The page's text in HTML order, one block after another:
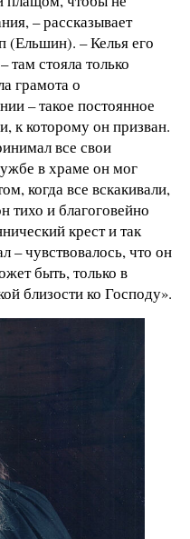
– рассказывает
(Ельшин). – Келья его
там стояла только
грамота о
– такое постоянное
к которому он призван.
все свои
в храме он мог
когда все вскакивали,
тихо и благоговейно
крест и так
– чувствовалось, что он
быть, только в
близости ко Господу».